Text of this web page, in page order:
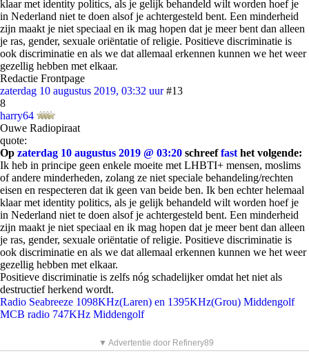
klaar met identity politics, als je gelijk behandeld wilt worden hoef je
in Nederland niet te doen alsof je achtergesteld bent. Een minderheid
zijn maakt je niet speciaal en ik mag hopen dat je meer bent dan alleen
je ras, gender, sexuale oriëntatie of religie. Positieve discriminatie is
ook discriminatie en als we dat allemaal erkennen kunnen we het weer
gezellig hebben met elkaar.
Redactie Frontpage
zaterdag 10 augustus 2019, 03:32 uur #13
8
harry64
Ouwe Radiopiraat
quote:
Op zaterdag 10 augustus 2019 @ 03:20 schreeffast het volgende:
Ik heb in principe geen enkele moeite met LHBTI+ mensen, moslims
of andere minderheden, zolang ze niet speciale behandeling/rechten
eisen en respecteren dat ik geen van beide ben. Ik ben echter helemaal
klaar met identity politics, als je gelijk behandeld wilt worden hoef je
in Nederland niet te doen alsof je achtergesteld bent. Een minderheid
zijn maakt je niet speciaal en ik mag hopen dat je meer bent dan alleen
je ras, gender, sexuale oriëntatie of religie. Positieve discriminatie is
ook discriminatie en als we dat allemaal erkennen kunnen we het weer
gezellig hebben met elkaar.
Positieve discriminatie is zelfs nóg schadelijker omdat het niet als
destructief herkend wordt.
Radio Seabreeze 1098KHz(Laren) en 1395KHz(Grou) Middengolf
MCB radio 747KHz Middengolf
▼ Advertentie door Refinery89